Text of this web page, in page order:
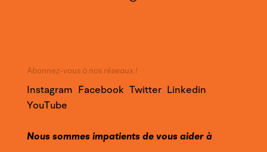
Abonnez-vous à nos réseaux !
Instagram Facebook Twitter Linkedin
YouTube
Nous sommes impatients de vous aider à